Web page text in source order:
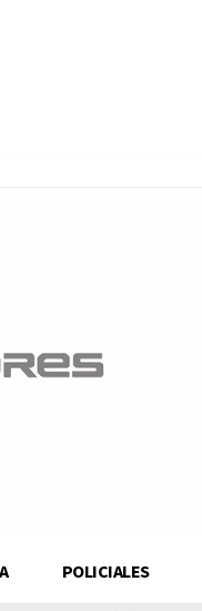
POLICIALES